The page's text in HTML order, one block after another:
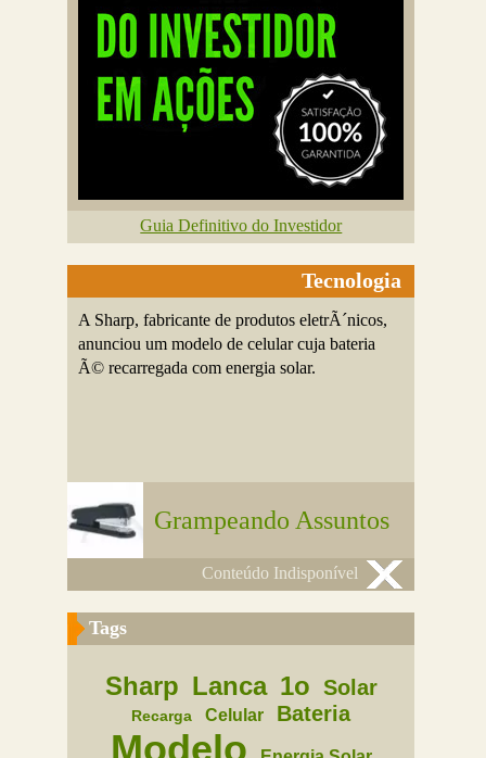
Guia Definitivo do Investidor
Tecnologia
A Sharp, fabricante de produtos eletrÃ´nicos,
anunciou um modelo de celular cuja bateria
Ã© recarregada com energia solar.
Grampeando Assuntos
Conteúdo Indisponível
Tags
Sharp Lanca 1o Solar
Recarga Celular Bateria
Modelo